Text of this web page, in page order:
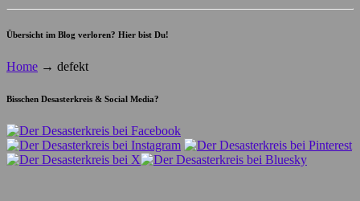
Übersicht im Blog verloren? Hier bist Du!
Home → defekt
Bisschen Desasterkreis & Social Media?